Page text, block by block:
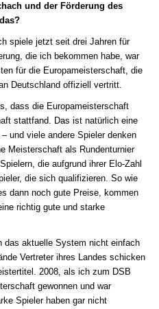
und der Förderung des
spiele jetzt seit drei Jahren für
die ich bekommen habe, war
für die Europameisterschaft, die
Deutschland offiziell vertritt.
dass die Europameisterschaft
stattfand. Das ist natürlich eine
und viele andere Spieler denken
Meisterschaft als Rundenturnier
die aufgrund ihrer Elo-Zahl
die sich qualifizieren. So wie
dann noch gute Preise, kommen
richtig gute und starke
das aktuelle System nicht einfach
Vertreter ihres Landes schicken
2008, als ich zum DSB
gewonnen und war
Spieler haben gar nicht